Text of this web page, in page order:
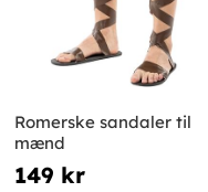
Romerske sandaler til
mænd
149 kr